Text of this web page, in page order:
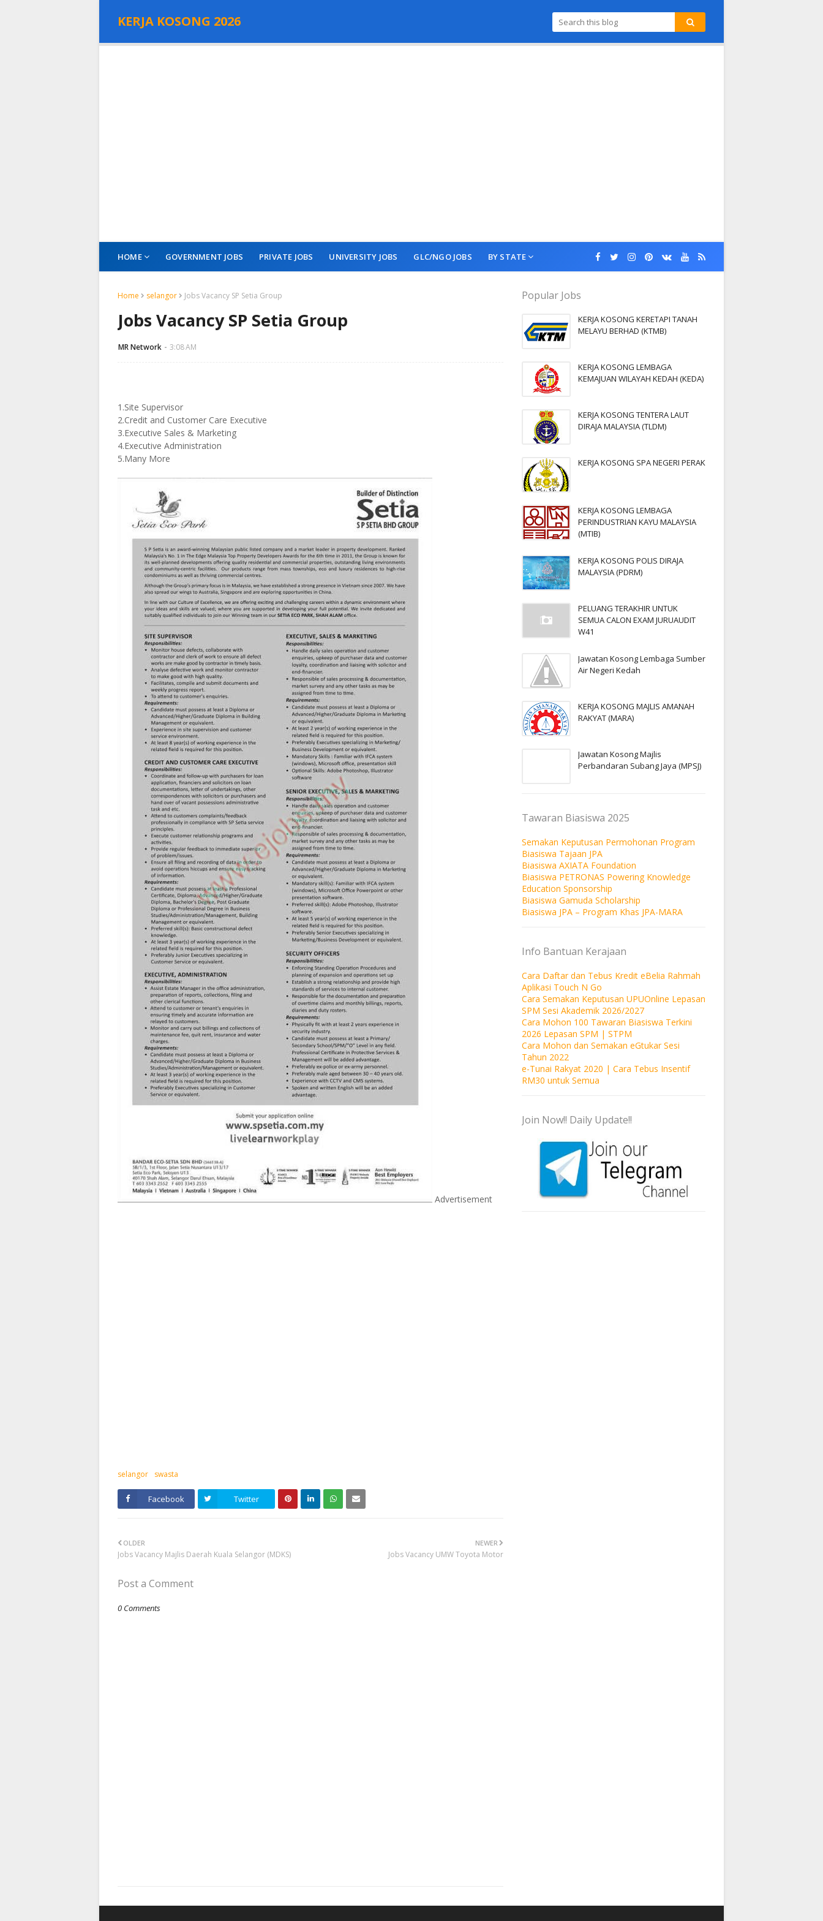
KERJA KOSONG 2026
HOME GOVERNMENT JOBS PRIVATE JOBS UNIVERSITY JOBS GLC/NGO JOBS BY STATE
Home selangor Jobs Vacancy SP Setia Group
Jobs Vacancy SP Setia Group
MR Network 3:08 AM
1.Site Supervisor
2.Credit and Customer Care Executive
3.Executive Sales & Marketing
4.Executive Administration
5.Many More
Advertisement
selangor swasta
Facebook Twitter
NEWER
Jobs Vacancy UMW Toyota Motor
OLDER
Jobs Vacancy Majlis Daerah Kuala Selangor (MDKS)
Post a Comment
0 Comments
Popular Jobs
KERJA KOSONG KERETAPI TANAH
MELAYU BERHAD (KTMB)
KERJA KOSONG LEMBAGA
KEMAJUAN WILAYAH KEDAH (KEDA)
KERJA KOSONG TENTERA LAUT
DIRAJA MALAYSIA (TLDM)
KERJA KOSONG SPA NEGERI PERAK
KERJA KOSONG LEMBAGA
PERINDUSTRIAN KAYU MALAYSIA
(MTIB)
KERJA KOSONG POLIS DIRAJA
MALAYSIA (PDRM)
PELUANG TERAKHIR UNTUK
SEMUA CALON EXAM JURUAUDIT
W41
Jawatan Kosong Lembaga Sumber
Air Negeri Kedah
KERJA KOSONG MAJLIS AMANAH
RAKYAT (MARA)
Jawatan Kosong Majlis
Perbandaran Subang Jaya (MPSJ)
Tawaran Biasiswa 2025
Semakan Keputusan Permohonan Program
Biasiswa Tajaan JPA
Biasiswa AXIATA Foundation
Biasiswa PETRONAS Powering Knowledge
Education Sponsorship
Biasiswa Gamuda Scholarship
Biasiswa JPA – Program Khas JPA-MARA
Info Bantuan Kerajaan
Cara Daftar dan Tebus Kredit eBelia Rahmah
Aplikasi Touch N Go
Cara Semakan Keputusan UPUOnline Lepasan
SPM Sesi Akademik 2026/2027
Cara Mohon 100 Tawaran Biasiswa Terkini
2026 Lepasan SPM | STPM
Cara Mohon dan Semakan eGtukar Sesi
Tahun 2022
e-Tunai Rakyat 2020 | Cara Tebus Insentif
RM30 untuk Semua
Join Now!! Daily Update!!